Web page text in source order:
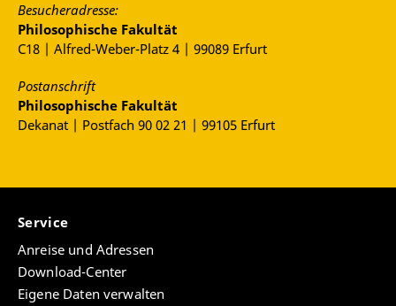
Besucheradresse:
Philosophische Fakultät
C18 | Alfred-Weber-Platz 4 | 99089 Erfurt
Postanschrift
Philosophische Fakultät
Dekanat | Postfach 90 02 21 | 99105 Erfurt
Service
Anreise und Adressen
Download-Center
Eigene Daten verwalten